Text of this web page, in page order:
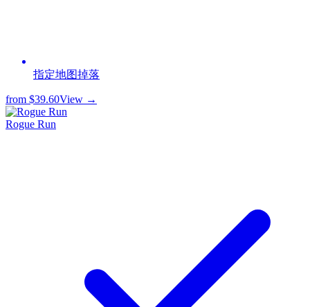
指定地图掉落
from $39.60View →
Rogue Run